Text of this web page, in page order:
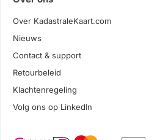
Over KadastraleKaart.com
Nieuws
Contact & support
Retourbeleid
Klachtenregeling
Volg ons op LinkedIn